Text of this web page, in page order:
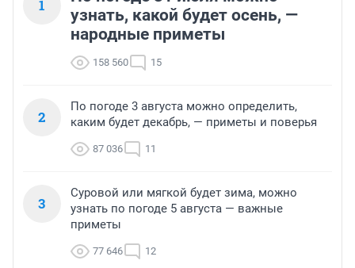
1
узнать, какой будет осень, —
народные приметы
158 560 15
2
По погоде 3 августа можно определить,
каким будет декабрь, — приметы и поверья
87 036 11
3
Суровой или мягкой будет зима, можно
узнать по погоде 5 августа — важные
приметы
77 646 12